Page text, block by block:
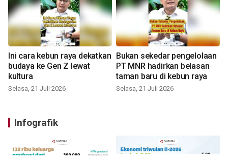
Ini cara kebun raya dekatkan
budaya ke Gen Z lewat
kultura
Selasa, 21 Juli 2026
Bukan sekedar pengelolaan
PT MNR hadirkan belasan
taman baru di kebun raya
Selasa, 21 Juli 2026
Infografik